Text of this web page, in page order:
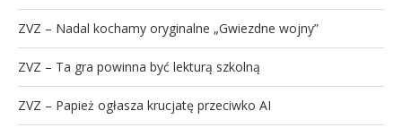
ZVZ – Nadal kochamy oryginalne „Gwiezdne wojny”
ZVZ – Ta gra powinna być lekturą szkolną
ZVZ – Papież ogłasza krucjatę przeciwko AI